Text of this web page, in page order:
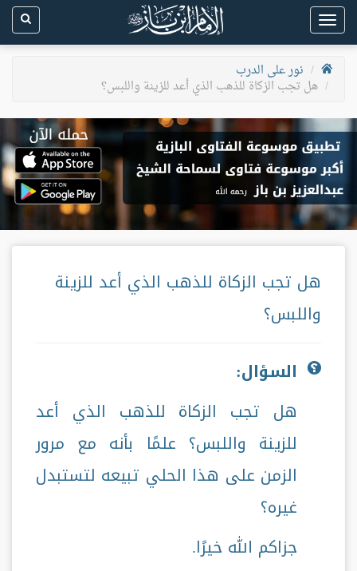
Toggle
navigation
نور على الدرب
هل تجب الزكاة للذهب الذي أعد للزينة واللبس؟
هل تجب الزكاة للذهب الذي أعد للزينة
واللبس؟
السؤال:
هل تجب الزكاة للذهب الذي أعد
للزينة واللبس؟ علمًا بأنه مع مرور
الزمن على هذا الحلي تبيعه لتستبدل
غيره؟
جزاكم الله خيرًا.